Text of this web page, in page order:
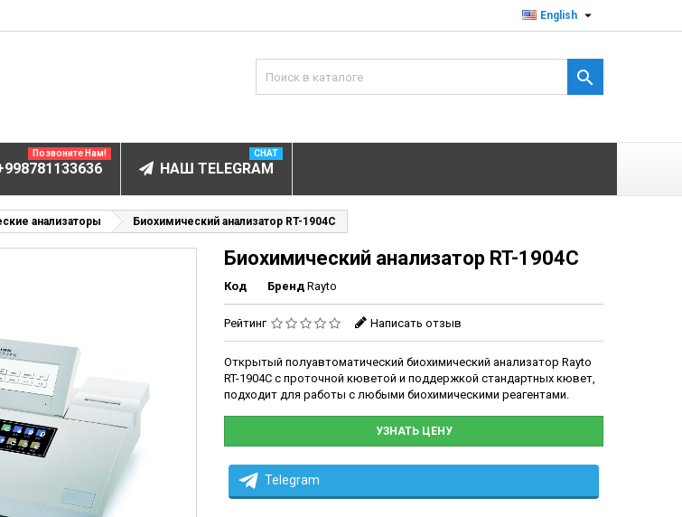
English 

(ИХЛА)
Позвоните Нам!
НАШ TELEGRAM
CHAT
анализаторы Биохимический анализатор RT-1904C
Биохимический анализатор RT-1904C
Код Бренд Rayto
Рейтинг Написать отзыв
Открытый полуавтоматический биохимический анализатор Rayto
RT-1904C с проточной кюветой и поддержкой стандартных кювет,
подходит для работы с любыми биохимическими реагентами.
УЗНАТЬ ЦЕНУ
Telegram